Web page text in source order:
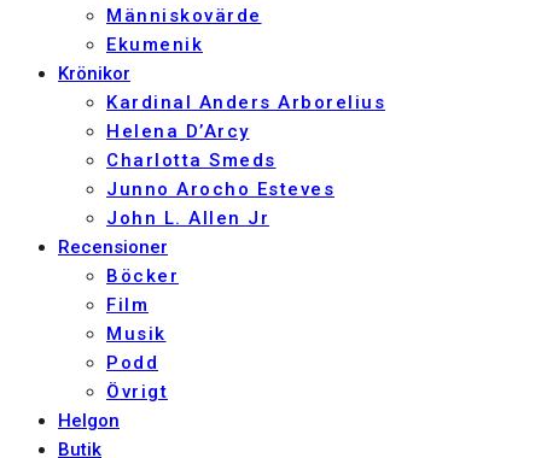
Människovärde
Ekumenik
Krönikor
Kardinal Anders Arborelius
Helena D’Arcy
Charlotta Smeds
Junno Arocho Esteves
John L. Allen Jr
Recensioner
Böcker
Film
Musik
Podd
Övrigt
Helgon
Butik